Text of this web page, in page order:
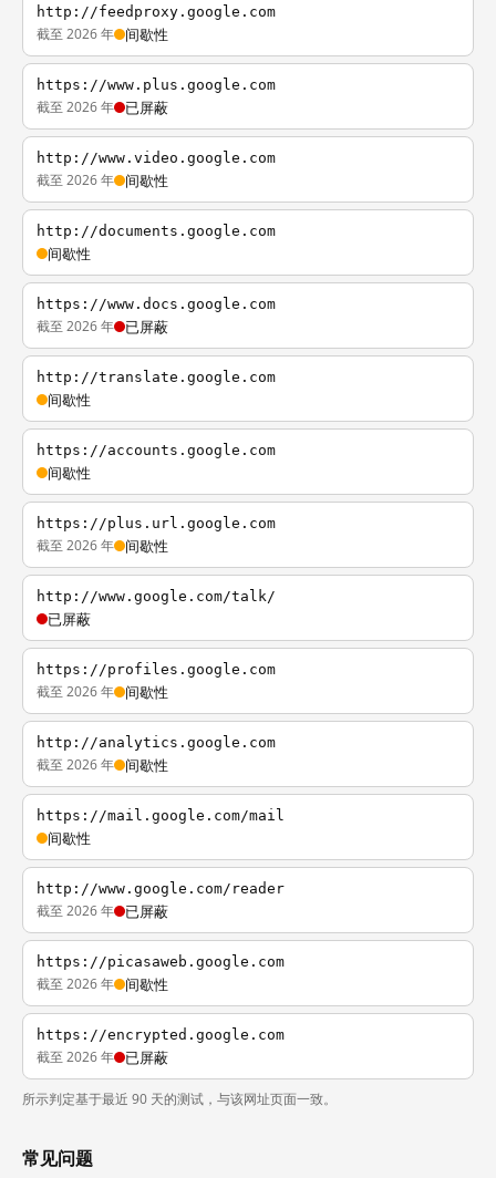
http://feedproxy.google.com
截至 2026 年 间歇性
https://www.plus.google.com
截至 2026 年 已屏蔽
http://www.video.google.com
截至 2026 年 间歇性
http://documents.google.com
间歇性
https://www.docs.google.com
截至 2026 年 已屏蔽
http://translate.google.com
间歇性
https://accounts.google.com
间歇性
https://plus.url.google.com
截至 2026 年 间歇性
http://www.google.com/talk/
已屏蔽
https://profiles.google.com
截至 2026 年 间歇性
http://analytics.google.com
截至 2026 年 间歇性
https://mail.google.com/mail
间歇性
http://www.google.com/reader
截至 2026 年 已屏蔽
https://picasaweb.google.com
截至 2026 年 间歇性
https://encrypted.google.com
截至 2026 年 已屏蔽
所示判定基于最近 90 天的测试，与该网址页面一致。
常见问题